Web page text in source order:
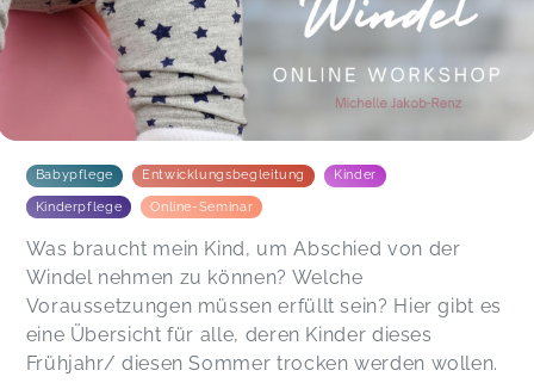
Der Workshop war sehr strukturiert und hat mir
geholfen das Thema besser zu verstehen.
Michelle macht das wirklich großartig ❤️
Julia,
Babypflege Entwicklungsbegleitung Kinder
Kinderpflege Online-Seminar
Was braucht mein Kind, um Abschied von der
Windel nehmen zu können? Welche
Voraussetzungen müssen erfüllt sein? Hier gibt es
eine Übersicht für alle, deren Kinder dieses
Frühjahr/ diesen Sommer trocken werden wollen.